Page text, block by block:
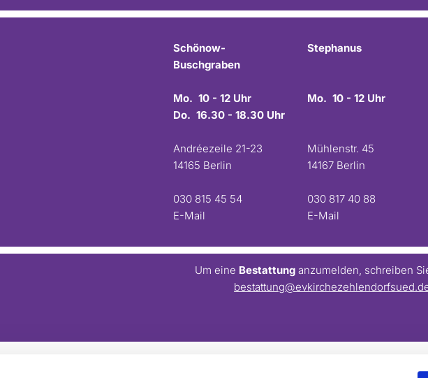
Schönow-
Buschgraben
Mo. 10 - 12 Uhr
Do. 16.30 - 18.30 Uhr
Andréezeile 21-23
14165 Berlin
030 815 45 54
E-Mail
Stephanus
Mo. 10 - 12 Uhr
Mühlenstr. 45
14167 Berlin
030 817 40 88
E-Mail
Um eine Bestattunganzumelden, schreiben